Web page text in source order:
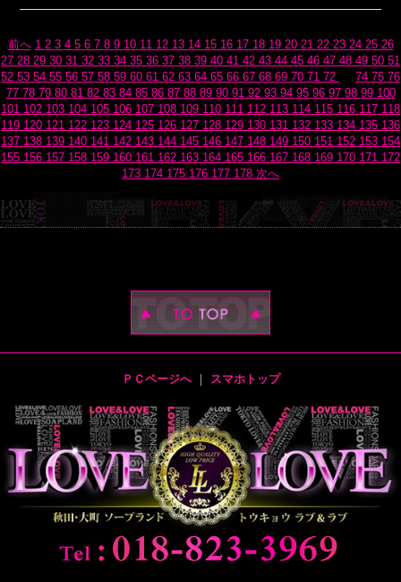
前へ 1 2 3 4 5 6 7 8 9 10 11 12 13 14 15 16 17 18 19 20 21 22 23 24 25 26
27 28 29 30 31 32 33 34 35 36 37 38 39 40 41 42 43 44 45 46 47 48 49 50 51
52 53 54 55 56 57 58 59 60 61 62 63 64 65 66 67 68 69 70 71 72 74 75 76
77 78 79 80 81 82 83 84 85 86 87 88 89 90 91 92 93 94 95 96 97 98 99 100
101 102 103 104 105 106 107 108 109 110 111 112 113 114 115 116 117 118
119 120 121 122 123 124 125 126 127 128 129 130 131 132 133 134 135 136
137 138 139 140 141 142 143 144 145 146 147 148 149 150 151 152 153 154
155 156 157 158 159 160 161 162 163 164 165 166 167 168 169 170 171 172
173 174 175 176 177 178 次へ
ＰＣページへ｜ スマホトップ